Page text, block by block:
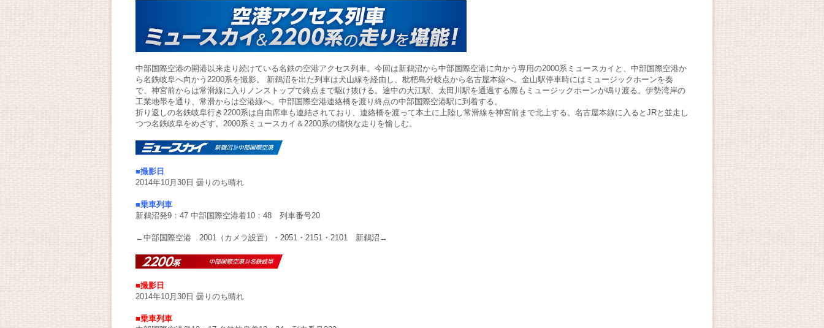
中部国際空港の開港以来走り続けている名鉄の空港アクセス列車。今回は新鵜沼から中部国際空港に向かう専用の2000系ミュースカイと、中部国際空港か
ら名鉄岐阜へ向かう2200系を撮影。 新鵜沼を出た列車は犬山線を経由し、枇杷島分岐点から名古屋本線へ。金山駅停車時にはミュージックホーンを奏
で、神宮前からは常滑線に入りノンストップで終点まで駆け抜ける。途中の大江駅、太田川駅を通過する際もミュージックホーンが鳴り渡る。伊勢湾岸の
工業地帯を通り、常滑からは空港線へ。中部国際空港連絡橋を渡り終点の中部国際空港駅に到着する。
折り返しの名鉄岐阜行き2200系は自由席車も連結されており、連絡橋を渡って本土に上陸し常滑線を神宮前まで北上する。名古屋本線に入るとJRと並走し
つつ名鉄岐阜をめざす。2000系ミュースカイ＆2200系の痛快な走りを愉しむ。
■撮影日
2014年10月30日 曇りのち晴れ
■乗車列車
新鵜沼発9：47 中部国際空港着10：48 列車番号20
←中部国際空港 2001（カメラ設置）・2051・2151・2101 新鵜沼→
■撮影日
2014年10月30日 曇りのち晴れ
■乗車列車